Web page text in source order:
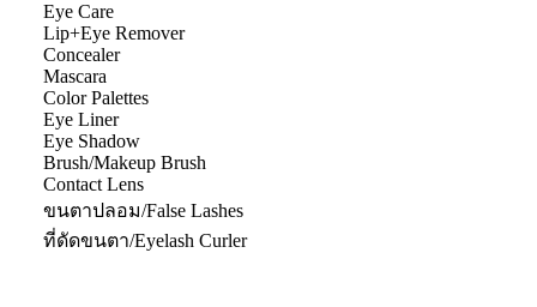
Eye Care
Lip+Eye Remover
Concealer
Mascara
Color Palettes
Eye Liner
Eye Shadow
Brush/Makeup Brush
Contact Lens
ขนตาปลอม/False Lashes
ที่ดัดขนตา/Eyelash Curler